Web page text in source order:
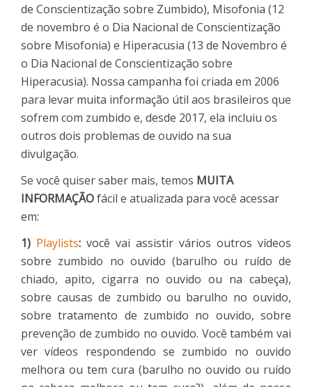
de Conscientização sobre Zumbido), Misofonia (12
de novembro é o Dia Nacional de Conscientização
sobre Misofonia) e Hiperacusia (13 de Novembro é
o Dia Nacional de Conscientização sobre
Hiperacusia). Nossa campanha foi criada em 2006
para levar muita informação útil aos brasileiros que
sofrem com zumbido e, desde 2017, ela incluiu os
outros dois problemas de ouvido na sua
divulgação.
Se você quiser saber mais, temos MUITA
INFORMAÇÃOfácil e atualizada para você acessar
em:
1) Playlists: você vai assistir vários outros vídeos
sobre zumbido no ouvido (barulho ou ruído de
chiado, apito, cigarra no ouvido ou na cabeça),
sobre causas de zumbido ou barulho no ouvido,
sobre tratamento de zumbido no ouvido, sobre
prevenção de zumbido no ouvido. Você também vai
ver vídeos respondendo se zumbido no ouvido
melhora ou tem cura (barulho no ouvido ou ruído